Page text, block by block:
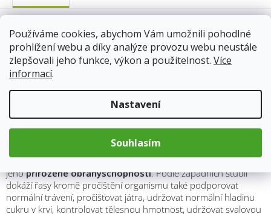
Používáme cookies, abychom Vám umožnili pohodlné
prohlížení webu a díky analýze provozu webu neustále
zlepšovali jeho funkce, výkon a použitelnost. Více
informací.
Nastavení
Souhlasím
Teorie čínské medicíny chápe lidské tělo jako součást
makrokosmu, ve kterém žijeme a který nás přímo ovlivňuje.
Znečištěné životní prostředí, nevhodné stravovací návyky, stále
produkt MycoDetox, který využívá synergický účinek vitální
a dvou sladkovodních řas
Jeho hlavní účinek je vpročištění organismu, podpoře
jeho přirozené obranyschopnosti. Podle západních studií
dokáží řasy kromě pročištění organismu také podporovat
normální trávení, pročišťovat játra, udržovat normální hladinu
cukru v krvi, kontrolovat tělesnou hmotnost, udržovat svalovou